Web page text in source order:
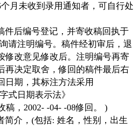
月未收到录用通知者，可自行处
后编号登记，并寄收稿回执于
请注明编号。稿件经初审后，退
修改意见修改后。注明编号再寄
再决定取舍，修回的稿件最后右
日期，其标注方法采用
式日期表示法》
稿，2002- -04- -08修回。 )
介，(包括: 姓名，性别，出生